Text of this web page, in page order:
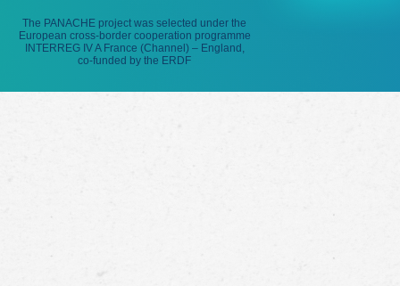
The PANACHE project was selected under the
European cross-border cooperation programme
INTERREG IV A France (Channel) – England,
co-funded by the ERDF